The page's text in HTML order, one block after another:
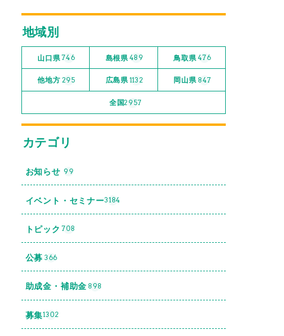
地域別
山口県 746 島根県 489 鳥取県 476
他地方 295 広島県1132 岡山県 847
全国2957
カテゴリ
お知らせ 99
イベント・セミナー3184
トピック 708
公募 366
助成金・補助金 898
募集1302